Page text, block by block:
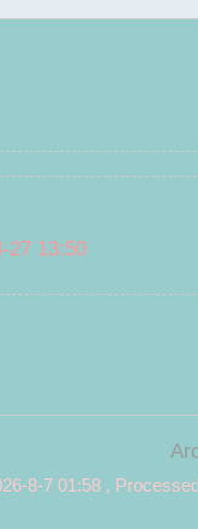
27 13:50
8-7 01:58 ,